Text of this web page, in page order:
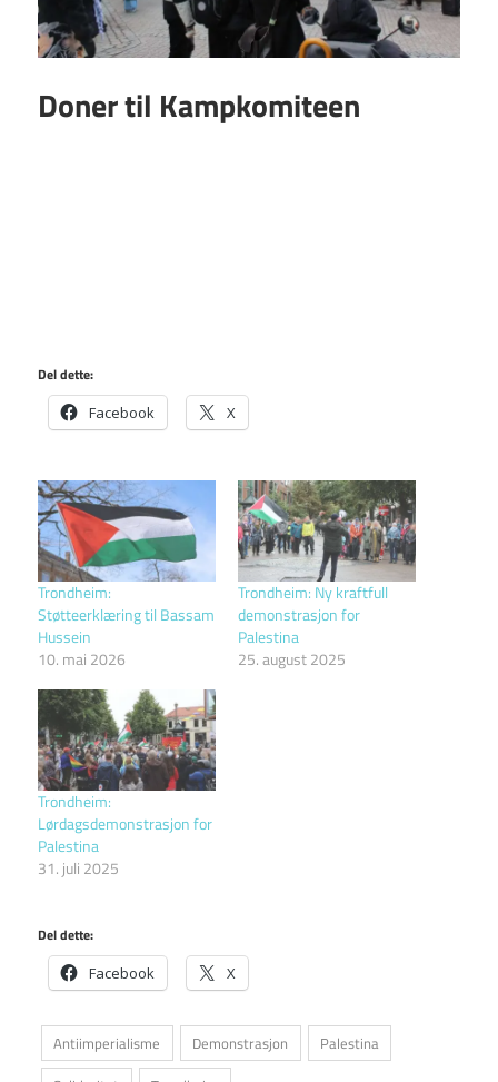
Doner til Kampkomiteen
Del dette:
Facebook X
Trondheim:
Støtteerklæring til Bassam
Hussein
10. mai 2026
Trondheim: Ny kraftfull
demonstrasjon for
Palestina
25. august 2025
Trondheim:
Lørdagsdemonstrasjon for
Palestina
31. juli 2025
Del dette:
Facebook X
Antiimperialisme Demonstrasjon
Palestina